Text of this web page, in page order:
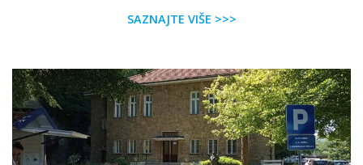
SAZNAJTE VIŠE >>>